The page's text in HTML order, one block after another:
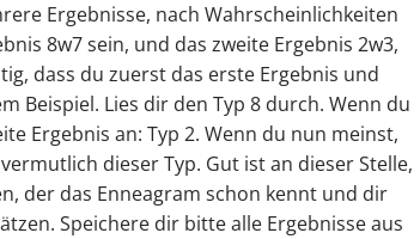
Ergebnisse, nach Wahrscheinlichkeiten
8w7 sein, und das zweite Ergebnis 2w3,
dass du zuerst das erste Ergebnis und
Beispiel. Lies dir den Typ 8 durch. Wenn du
Ergebnis an: Typ 2. Wenn du nun meinst,
dieser Typ. Gut ist an dieser Stelle,
der das Enneagram schon kennt und dir
Speichere dir bitte alle Ergebnisse aus